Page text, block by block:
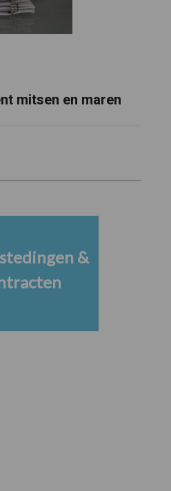
mitsen en maren
&